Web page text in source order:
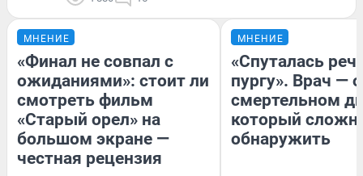
МНЕНИЕ
«Финал не совпал с
ожиданиями»: стоит ли
смотреть фильм
«Старый орел» на
большом экране —
честная рецензия
МНЕНИЕ
«Спуталась
пургу». Врач — о
смертельном
который
обнаружить